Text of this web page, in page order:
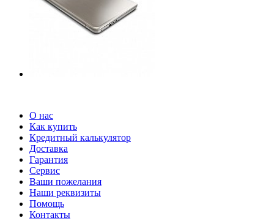
О нас
Как купить
Кредитный калькулятор
Доставка
Гарантия
Сервис
Ваши пожелания
Наши реквизиты
Помощь
Контакты